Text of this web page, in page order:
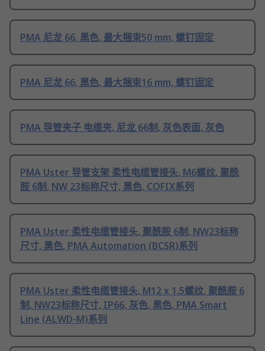
PMA 尼龙 66, 黑色, 最大捆束50 mm, 螺钉固定
PMA 尼龙 66, 黑色, 最大捆束16 mm, 螺钉固定
PMA 导管夹子 电缆夹, 尼龙 66制, 灰色表面, 灰色
PMA Uster 导管支架 柔性电缆管接头, M6螺纹, 聚酰
胺 6制, NW 23标称尺寸, 黑色, COFIX系列
PMA Uster 柔性电缆管接头, 聚酰胺 6制, NW23标称
尺寸, 黑色, PMA Automation (BCSR)系列
PMA Uster 柔性电缆管接头, M12 x 1.5螺纹, 聚酰胺 6
制, NW23标称尺寸, IP66, 灰色, 黑色, PMA Smart
Line (ALWD-M)系列